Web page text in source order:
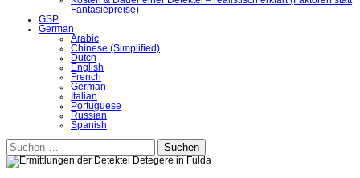
Fantasiepreise)
GSP
German
Arabic
Chinese (Simplified)
Dutch
English
French
German
Italian
Portuguese
Russian
Spanish
Suchen
nach: